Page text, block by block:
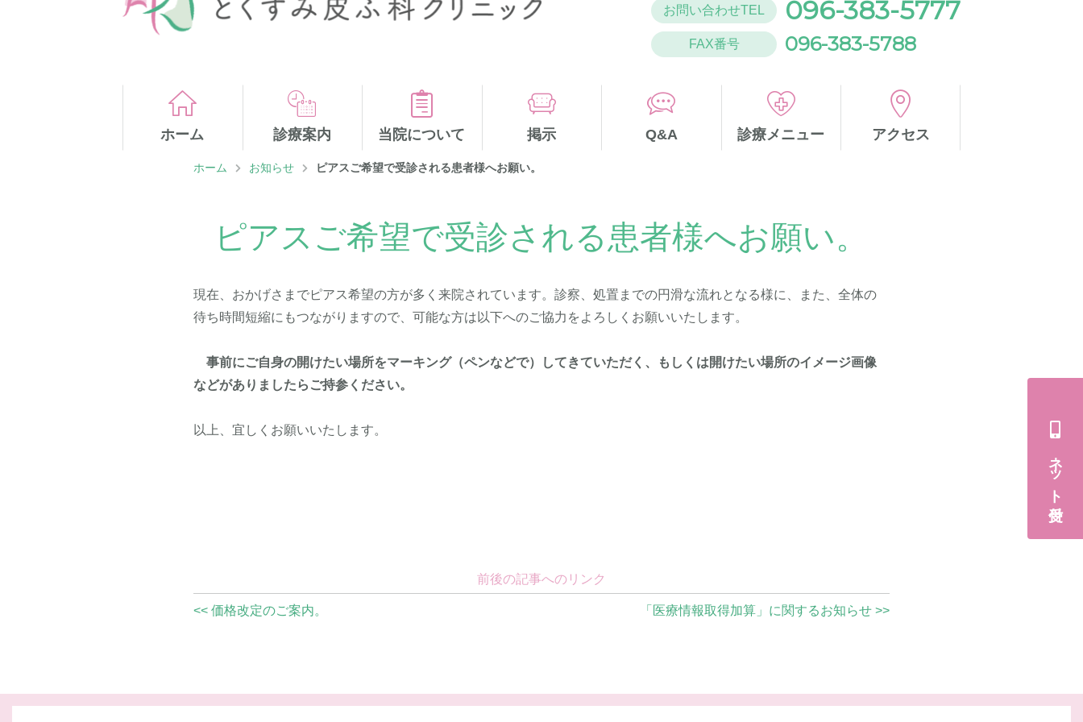
お問い合わせTEL 096-383-5777
FAX番号 096-383-5788
ネット受付
ホーム 診療案内 当院について 掲示 Q&A 診療メニュー アクセス
ホーム お知らせ ピアスご希望で受診される患者様へお願い。
ピアスご希望で受診される患者様へお願い。
現在、おかげさまでピアス希望の方が多く来院されています。診察、処置までの円滑な流れとなる様に、また、全体の
待ち時間短縮にもつながりますので、可能な方は以下へのご協力をよろしくお願いいたします。
事前にご自身の開けたい場所をマーキング（ペンなどで）してきていただく、もしくは開けたい場所のイメージ画像
などがありましたらご持参ください。
以上、宜しくお願いいたします。
前後の記事へのリンク
<< 価格改定のご案内。 「医療情報取得加算」に関するお知らせ >>